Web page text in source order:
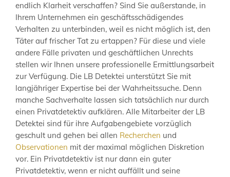
endlich Klarheit verschaffen? Sind Sie außerstande, in
Ihrem Unternehmen ein geschäftsschädigendes
Verhalten zu unterbinden, weil es nicht möglich ist, den
Täter auf frischer Tat zu ertappen? Für diese und viele
andere Fälle privaten und geschäftlichen Unrechts
stellen wir Ihnen unsere professionelle Ermittlungsarbeit
zur Verfügung. Die LB Detektei unterstützt Sie mit
langjähriger Expertise bei der Wahrheitssuche. Denn
manche Sachverhalte lassen sich tatsächlich nur durch
einen Privatdetektiv aufklären. Alle Mitarbeiter der LB
Detektei sind für ihre Aufgabengebiete vorzüglich
geschult und gehen bei allen Recherchen und
Observationen mit der maximal möglichen Diskretion
vor. Ein Privatdetektiv ist nur dann ein guter
Privatdetektiv, wenn er nicht auffällt und seine